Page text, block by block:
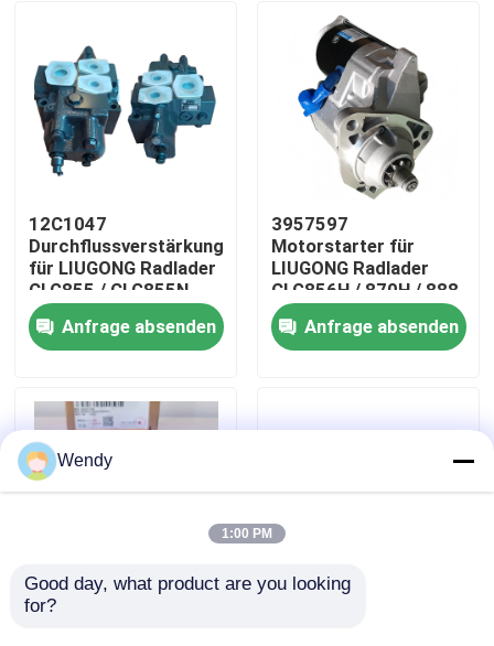
Produkte
Videos
Über uns
Fabrik-Ausflug
Qualitätskontrolle
Treten Sie mit uns in Verbindung
Nachrichten
12C1047
Durchflussverstärkungsventil
für LIUGONG Radlader
CLG855 / CLG855N
CLG856 / CLG856H
CLG835 / CLG836
Anfrage absenden
3957597
Motorstarter für
LIUGONG Radlader
CLG856H / 870H / 888
/ 899 Bagger 925D /
930D / 936D Motor
QSC8.3 / ISC8.3
Anfrage absenden
52C0168 Thermostat
Wendy
1:00 PM
Good day, what product are you looking
for?